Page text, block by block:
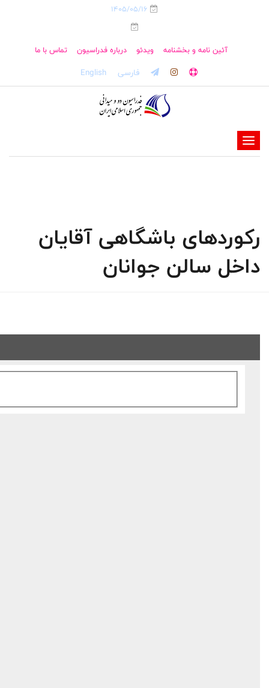
1405/05/16
آئین نامه و بخشنامه ویدئو درباره فدراسیون تماس با ما
فارسی English
-
-
-
رکوردهای باشگاهی آقایان
داخل سالن جوانان